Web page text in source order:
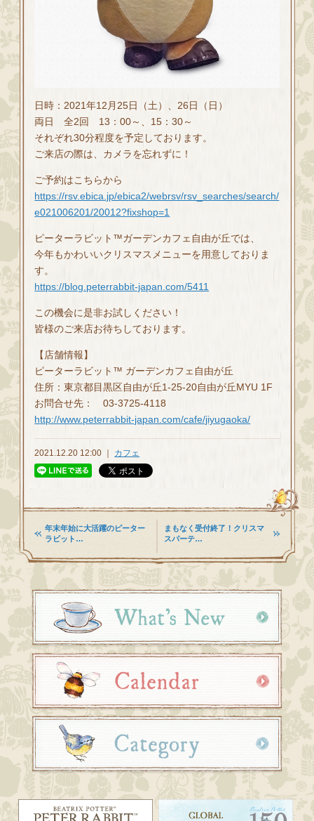
日時：2021年12月25日（土）、26日（日）
両日 全2回 13：00～、15：30～
それぞれ30分程度を予定しております。
ご来店の際は、カメラを忘れずに！
ご予約はこちらから
https://rsv.ebica.jp/ebica2/webrsv/rsv_searches/search/
e021006201/20012?fixshop=1
ピーターラビット™ガーデンカフェ自由が丘では、
今年もかわいいクリスマスメニューを用意しておりま
す。
https://blog.peterrabbit-japan.com/5411
この機会に是非お試しください！
皆様のご来店お待ちしております。
【店舗情報】
ピーターラビット™ ガーデンカフェ自由が丘
住所：東京都目黒区自由が丘1-25-20自由が丘MYU 1F
お問合せ先： 03-3725-4118
http://www.peterrabbit-japan.com/cafe/jiyugaoka/
2021.12.20 12:00 ｜ カフェ
年末年始に大活躍のピーター
ラビット…
まもなく受付終了！クリスマ
スパーテ…